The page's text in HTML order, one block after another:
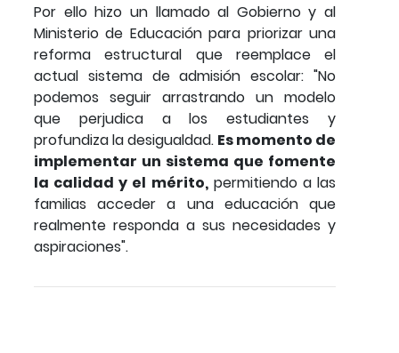
Por ello hizo un llamado al Gobierno y al
Ministerio de Educación para priorizar una
reforma estructural que reemplace el
actual sistema de admisión escolar: "No
podemos seguir arrastrando un modelo
que perjudica a los estudiantes y
profundiza la desigualdad. Es momento de
implementar un sistema que fomente
la calidad y el mérito,permitiendo a las
familias acceder a una educación que
realmente responda a sus necesidades y
aspiraciones".